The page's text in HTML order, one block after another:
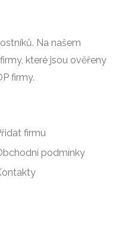
Na našem
které jsou ověřeny
firmy.
firmu
podmínky